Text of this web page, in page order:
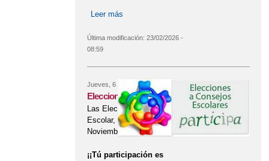
Leer más
Última modificación: 23/02/2026 -
08:59
Jueves, 6 Noviembre, 2025
Elecciones al Consejo Escolar
Las Elecciones al Consejo
Escolar, se celebrarán el día 26 de
Noviembre del 2025
¡¡Tú participación es